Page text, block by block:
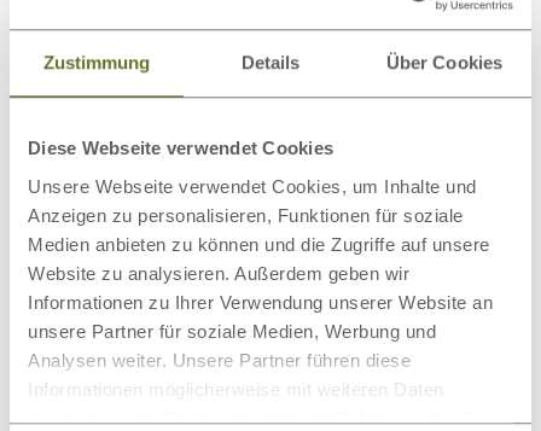
Zustimmung Details Über Cookies
Diese Webseite verwendet Cookies
Unsere Webseite verwendet Cookies, um Inhalte und
Anzeigen zu personalisieren, Funktionen für soziale
Medien anbieten zu können und die Zugriffe auf unsere
Website zu analysieren. Außerdem geben wir
Informationen zu Ihrer Verwendung unserer Website an
unsere Partner für soziale Medien, Werbung und
Analysen weiter. Unsere Partner führen diese
Informationen möglicherweise mit weiteren Daten
zusammen, die Sie ihnen bereitgestellt haben oder die
Wollteppiche
Bio-Bettwäsche Wandbilder
Dieses Produkt bewerten